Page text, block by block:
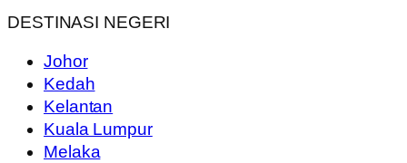
DESTINASI NEGERI
Johor
Kedah
Kelantan
Kuala Lumpur
Melaka